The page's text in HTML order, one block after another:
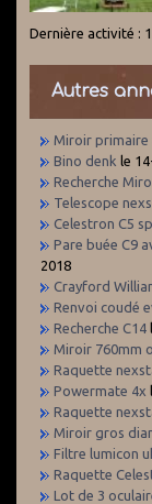
Dernière activité :
Autres
Miroir primaire
Bino denk le
Recherche
Telescope
Celestron C5
Pare buée C9
2018
Crayford
Renvoi coudé
Recherche C14
Miroir 760mm
Raquette
Powermate 4x
Raquette
Miroir gros
Filtre lumicon
Raquette
Lot de 3